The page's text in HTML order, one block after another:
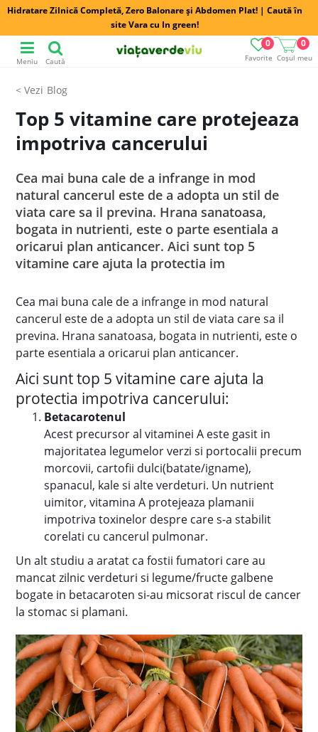
Hidratare Zilnică Completă, Zero Balonare și Abdomen Plat! | Caută în
site Vara cu In green!
Favorite
0
Coșul meu
0
Meniu Caută
Blog
Top 5 vitamine care protejeaza
impotriva cancerului
Cea mai buna cale de a infrange in mod
natural cancerul este de a adopta un stil de
viata care sa il previna. Hrana sanatoasa,
bogata in nutrienti, este o parte esentiala a
oricarui plan anticancer. Aici sunt top 5
vitamine care ajuta la protectia im
Cea mai buna cale de a infrange in mod natural
cancerul este de a adopta un stil de viata care sa il
previna. Hrana sanatoasa, bogata in nutrienti, este o
parte esentiala a oricarui plan anticancer.
Aici sunt top 5 vitamine care ajuta la
protectia impotriva cancerului:
Betacarotenul
Acest precursor al vitaminei A este gasit in
majoritatea legumelor verzi si portocalii precum
morcovii, cartofii dulci(batate/igname),
spanacul, kale si alte verdeturi. Un nutrient
uimitor, vitamina A protejeaza plamanii
impotriva toxinelor despre care s-a stabilit
corelati cu cancerul pulmonar.
Un alt studiu a aratat ca fostii fumatori care au
mancat zilnic verdeturi si legume/fructe galbene
bogate in betacaroten si-au micsorat riscul de cancer
la stomac si plamani.